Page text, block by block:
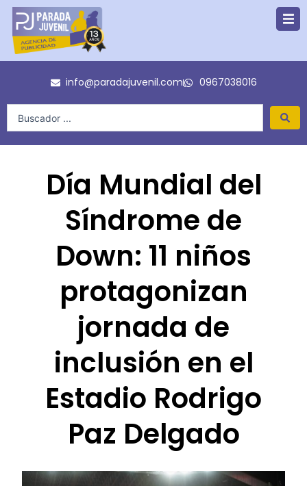
contenido
info@paradajuvenil.com 0967038016
Día Mundial del
Síndrome de
Down: 11 niños
protagonizan
jornada de
inclusión en el
Estadio Rodrigo
Paz Delgado